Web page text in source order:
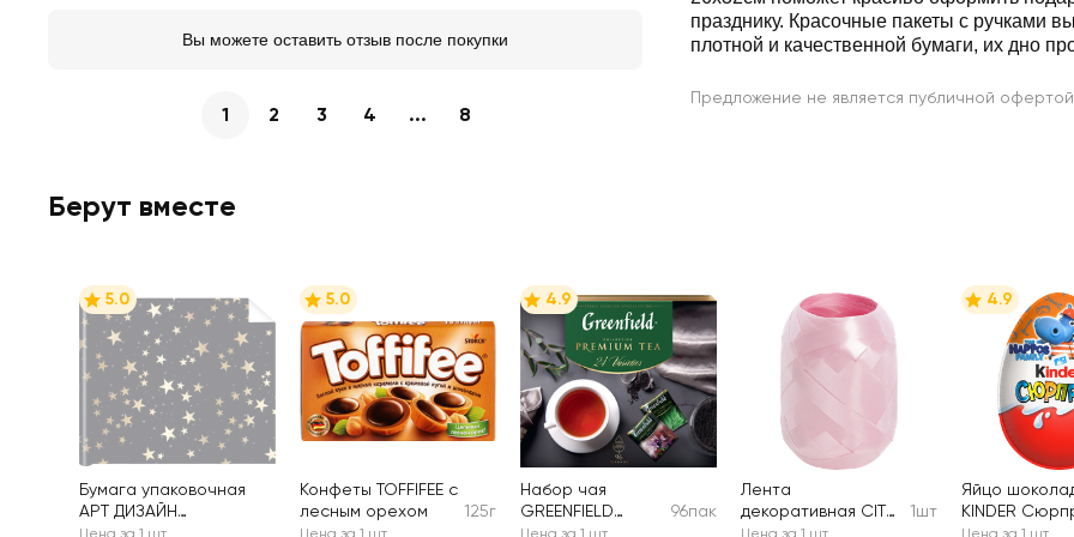
празднику. Красочные пакеты с ручками
плотной и качественной бумаги, их дно
Предложение не является публичной офертой
Вы можете оставить отзыв после покупки
1 2 3 4 ... 8
Берут вместе
5.0
Бумага упаковочная
АРТ ДИЗАЙН
Универсальная
Цена за 1 шт
5.0
Конфеты TOFFIFEE с
лесным орехом
125г
Цена за 1 шт
4.9
Набор чая
GREENFIELD
Коллекция чая и
96пак
Цена за 1 шт
Лента
декоративная CITY
HOME TRADE кокон
1шт
Цена за 1 шт
4.9
Яйцо
KINDER
молочного
Цена за 1 шт